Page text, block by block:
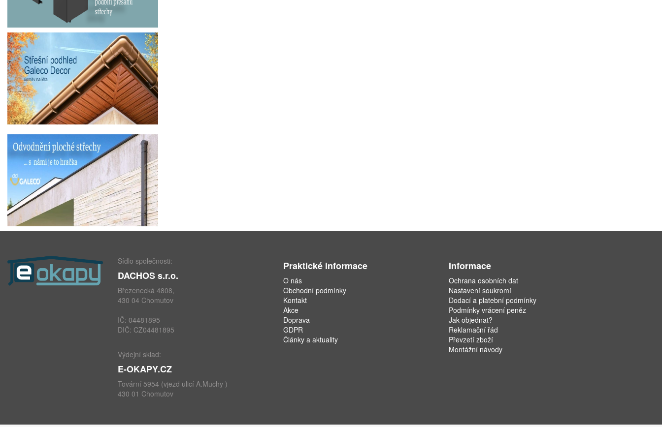
Sídlo společnosti:
DACHOS s.r.o.
Březenecká 4808,
430 04 Chomutov
IČ: 04481895
DIČ: CZ04481895
Výdejní sklad:
E-OKAPY.CZ
Tovární 5954 (vjezd ulicí A.Muchy )
430 01 Chomutov
Praktické informace
O nás
Obchodní podmínky
Kontakt
Akce
Doprava
GDPR
Články a aktuality
Informace
Ochrana osobních dat
Nastavení soukromí
Dodací a platební podmínky
Podmínky vrácení peněz
Jak objednat?
Reklamační řád
Převzetí zboží
Montážní návody